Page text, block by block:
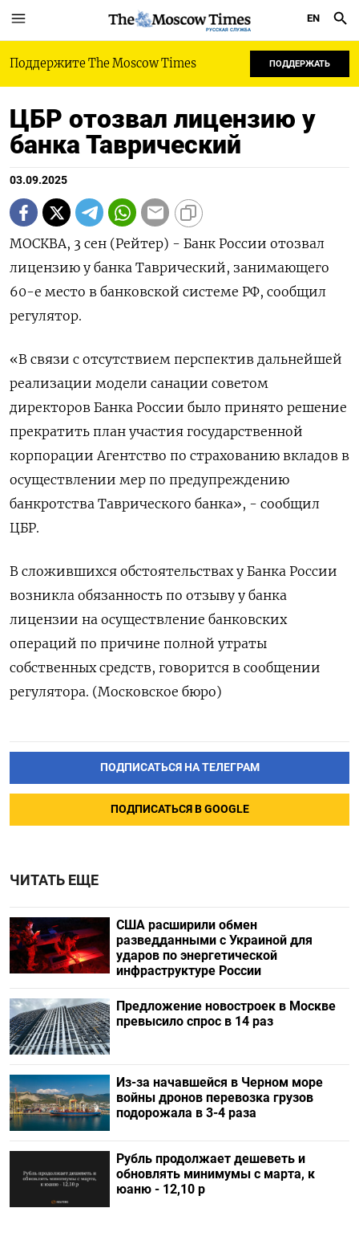
РУССКАЯ СЛУЖБА
EN
Поддержите The Moscow Times ПОДДЕРЖАТЬ
ЦБР отозвал лицензию у
банка Таврический
03.09.2025
МОСКВА, 3 сен (Рейтер) - Банк России отозвал
лицензию у банка Таврический, занимающего
60-е место в банковской системе РФ, сообщил
регулятор.
«В связи с отсутствием перспектив дальнейшей
реализации модели санации советом
директоров Банка России было принято решение
прекратить план участия государственной
корпорации Агентство по страхованию вкладов в
осуществлении мер по предупреждению
банкротства Таврического банка», - сообщил
ЦБР.
В сложившихся обстоятельствах у Банка России
возникла обязанность по отзыву у банка
лицензии на осуществление банковских
операций по причине полной утраты
собственных средств, говорится в сообщении
регулятора. (Московское бюро)
ПОДПИСАТЬСЯ НА ТЕЛЕГРАМ
ПОДПИСАТЬСЯ В GOOGLE
ЧИТАТЬ ЕЩЕ
США расширили обмен
разведданными с Украиной для
ударов по энергетической
инфраструктуре России
Предложение новостроек в Москве
превысило спрос в 14 раз
Из-за начавшейся в Черном море
войны дронов перевозка грузов
подорожала в 3-4 раза
Рубль продолжает дешеветь и
обновлять минимумы с марта, к
юаню - 12,10 р